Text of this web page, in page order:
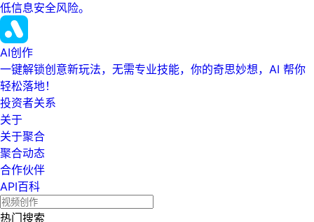
低信息安全风险。
AI创作
一键解锁创意新玩法，无需专业技能，你的奇思妙想，AI 帮你
轻松落地！
投资者关系
关于
关于聚合
聚合动态
合作伙伴
API百科
热门搜索